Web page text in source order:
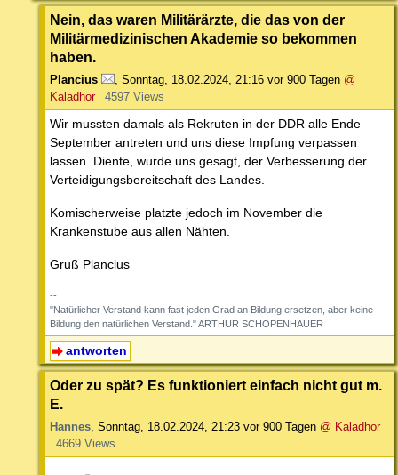
Nein, das waren Militärärzte, die das von der
Militärmedizinischen Akademie so bekommen
haben.
Plancius Sonntag, 18.02.2024, 21:16 vor 900 Tagen @
Kaladhor
4597 Views
Wir mussten damals als Rekruten in der DDR alle Ende
September antreten und uns diese Impfung verpassen
lassen. Diente, wurde uns gesagt, der Verbesserung der
Verteidigungsbereitschaft des Landes.
Komischerweise platzte jedoch im November die
Krankenstube aus allen Nähten.
Gruß Plancius
--
"Natürlicher Verstand kann fast jeden Grad an Bildung ersetzen, aber keine
Bildung den natürlichen Verstand." ARTHUR SCHOPENHAUER
antworten
Oder zu spät? Es funktioniert einfach nicht gut m.
E.
Hannes, Sonntag, 18.02.2024, 21:23 vor 900 Tagen @ Kaladhor
4669 Views